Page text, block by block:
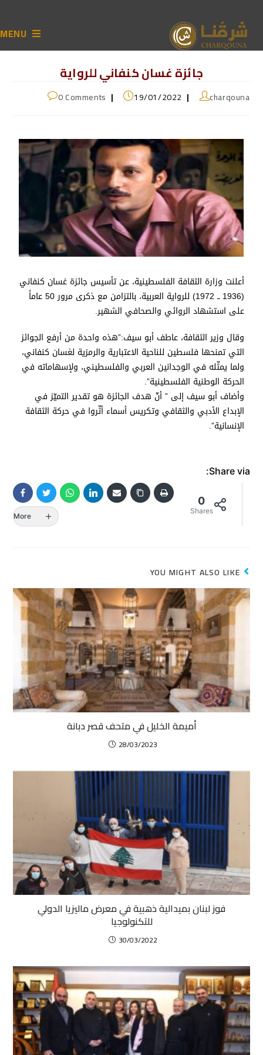
MENU
جائزة غسان كنفاني للرواية
charqouna
19/01/2022
0 Comments
أعلنت وزارة الثقافة الفلسطينية، عن تأسيس جائزة غسان كنفاني
(1936 ــ 1972) للرواية العربية، بالتزامن مع ذكرى مرور 50 عاماً
على استشهاد الروائي والصحافي الشهير.
وقال وزير الثقافة، عاطف أبو سيف:”هذه واحدة من أرفع الجوائز
التي تمنحها فلسطين للناحية الاعتبارية والرمزية لغسان كنفاني،
ولما يمثّله في الوجدانين العربي والفلسطيني، ولإسهاماته في
الحركة الوطنية الفلسطينية”.
وأضاف أبو سيف إلى ” أنّ هدف الجائزة هو تقدير التميّز في
الإبداع الأدبي والثقافي وتكريس أسماء أثّروا في حركة الثقافة
الإنسانية”.
Share via:
0
Shares
More
YOU MIGHT ALSO LIKE
أميمة الخليل في متحف قصر دبانة
28/03/2023
فوز لبنان بميدالية ذهبية في معرض ماليزيا الدولي
للتكنولوجيا
30/03/2022